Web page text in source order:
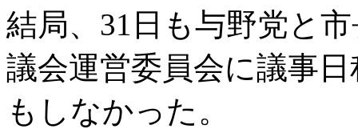
結局、31日も与野党と
議会運営委員会に議事
もしなかった。